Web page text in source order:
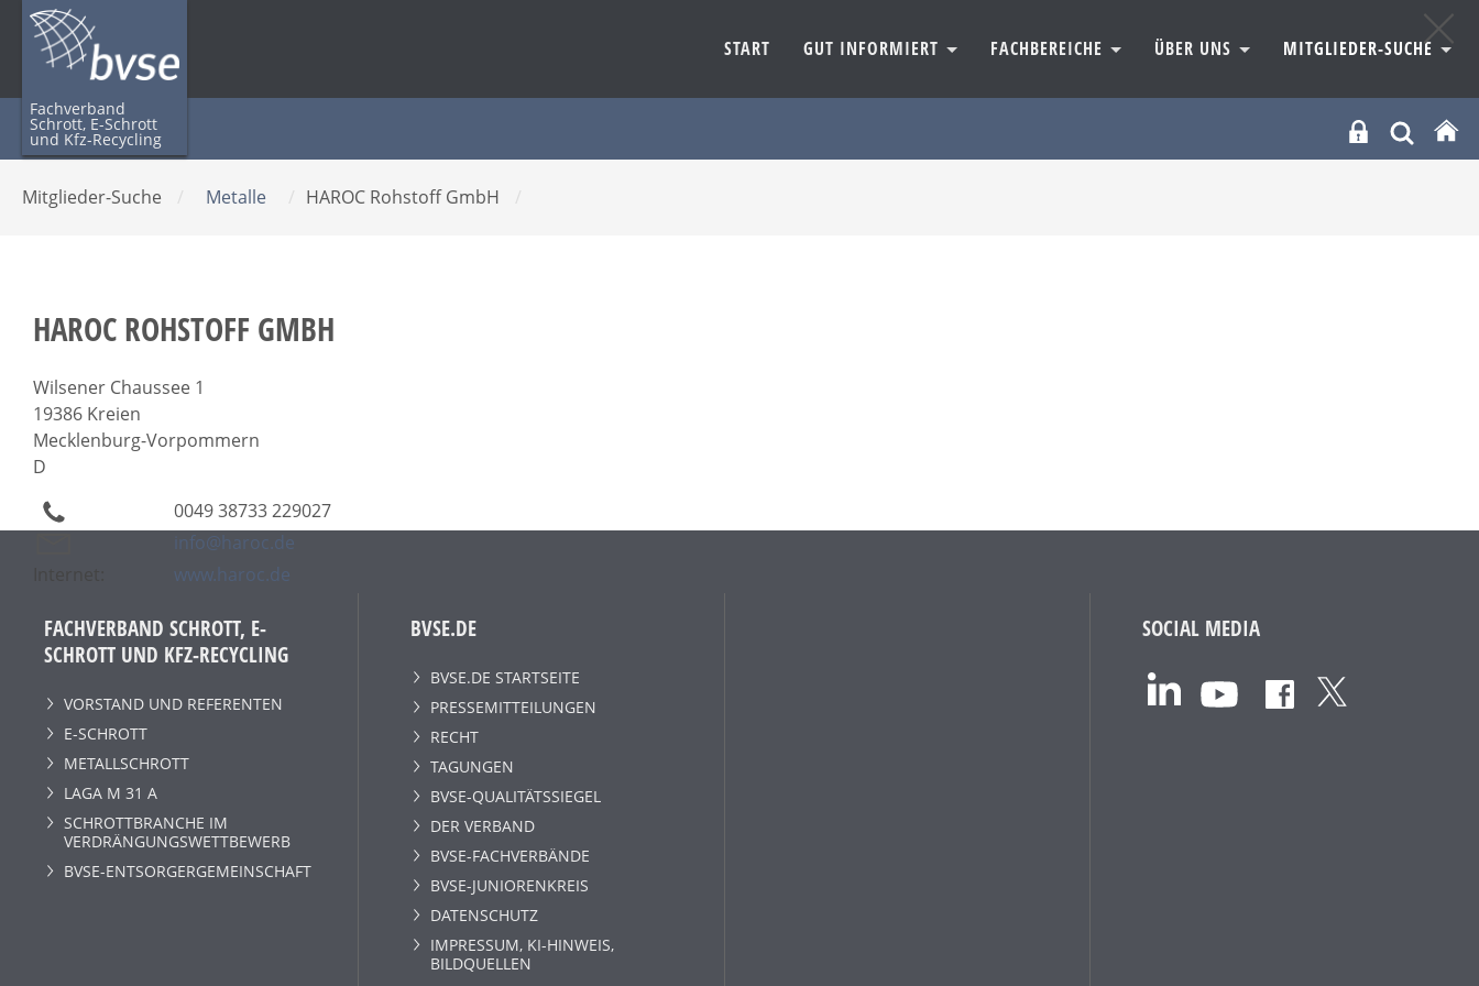
Fachverband
Schrott, E-Schrott
und Kfz-Recycling
START GUT INFORMIERT FACHBEREICHE ÜBER UNS MITGLIEDER-SUCHE
Mitglieder-Suche / Metalle / HAROC Rohstoff GmbH /
HAROC ROHSTOFF GMBH
Wilsener Chaussee 1
19386 Kreien
Mecklenburg-Vorpommern
D
0049 38733 229027
info@haroc.de
www.haroc.de
FACHVERBAND SCHROTT, E-
SCHROTT UND KFZ-RECYCLING
VORSTAND UND REFERENTEN
E-SCHROTT
METALLSCHROTT
LAGA M 31 A
SCHROTTBRANCHE IM
VERDRÄNGUNGSWETTBEWERB
BVSE-ENTSORGERGEMEINSCHAFT
BVSE.DE
BVSE.DE STARTSEITE
PRESSEMITTEILUNGEN
RECHT
TAGUNGEN
BVSE-QUALITÄTSSIEGEL
DER VERBAND
BVSE-FACHVERBÄNDE
BVSE-JUNIORENKREIS
DATENSCHUTZ
IMPRESSUM, KI-HINWEIS,
BILDQUELLEN
SOCIAL MEDIA